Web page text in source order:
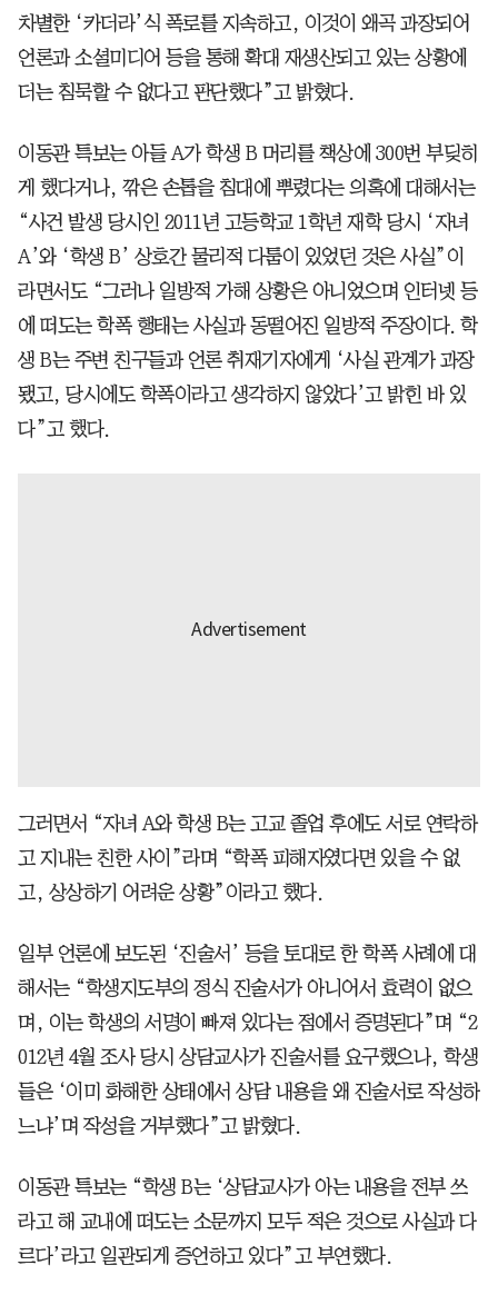
차별한 ‘카더라’식 폭로를 지속하고, 이것이 왜곡 과장되어
언론과 소셜미디어 등을 통해 확대 재생산되고 있는 상황에
더는 침묵할 수 없다고 판단했다”고 밝혔다.
이동관 특보는 아들 A가 학생 B 머리를 책상에 300번 부딪히
게 했다거나, 깎은 손톱을 침대에 뿌렸다는 의혹에 대해서는
“사건 발생 당시인 2011년 고등학교 1학년 재학 당시 ‘자녀
A’와 ‘학생 B’ 상호간 물리적 다툼이 있었던 것은 사실”이
라면서도 “그러나 일방적 가해 상황은 아니었으며 인터넷 등
에 떠도는 학폭 행태는 사실과 동떨어진 일방적 주장이다. 학
생 B는 주변 친구들과 언론 취재기자에게 ‘사실 관계가 과장
됐고, 당시에도 학폭이라고 생각하지 않았다’고 밝힌 바 있
다”고 했다.
그러면서 “자녀 A와 학생 B는 고교 졸업 후에도 서로 연락하
고 지내는 친한 사이”라며 “학폭 피해자였다면 있을 수 없
고, 상상하기 어려운 상황”이라고 했다.
일부 언론에 보도된 ‘진술서’ 등을 토대로 한 학폭 사례에 대
해서는 “학생지도부의 정식 진술서가 아니어서 효력이 없으
며, 이는 학생의 서명이 빠져 있다는 점에서 증명된다”며 “2
012년 4월 조사 당시 상담교사가 진술서를 요구했으나, 학생
들은 ‘이미 화해한 상태에서 상담 내용을 왜 진술서로 작성하
느냐’며 작성을 거부했다”고 밝혔다.
이동관 특보는 “학생 B는 ‘상담교사가 아는 내용을 전부 쓰
라고 해 교내에 떠도는 소문까지 모두 적은 것으로 사실과 다
르다’라고 일관되게 증언하고 있다”고 부연했다.